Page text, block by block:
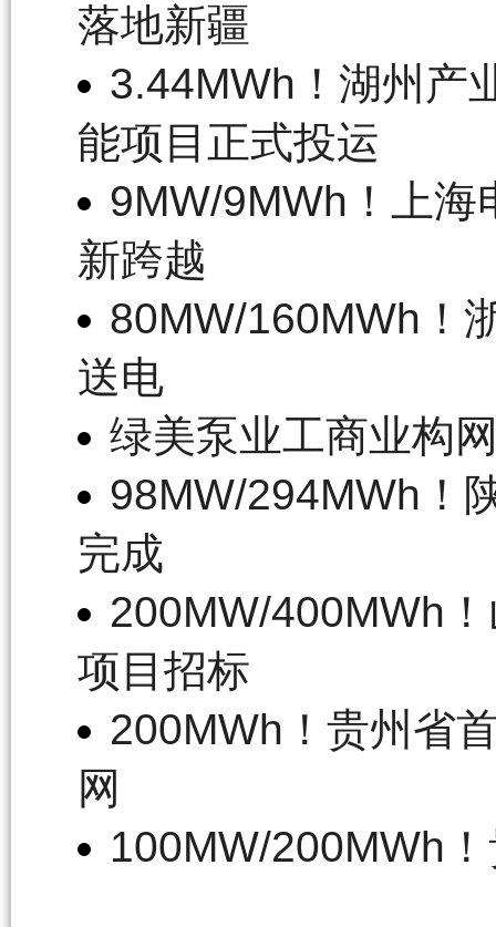
落地新疆
3.44MWh！湖州产
能项目正式投运
9MW/9MWh！上海
新跨越
80MW/160MWh！
送电
绿美泵业工商业构
98MW/294MWh！
完成
200MW/400MWh
项目招标
200MWh！贵州省
网
100MW/200MWh